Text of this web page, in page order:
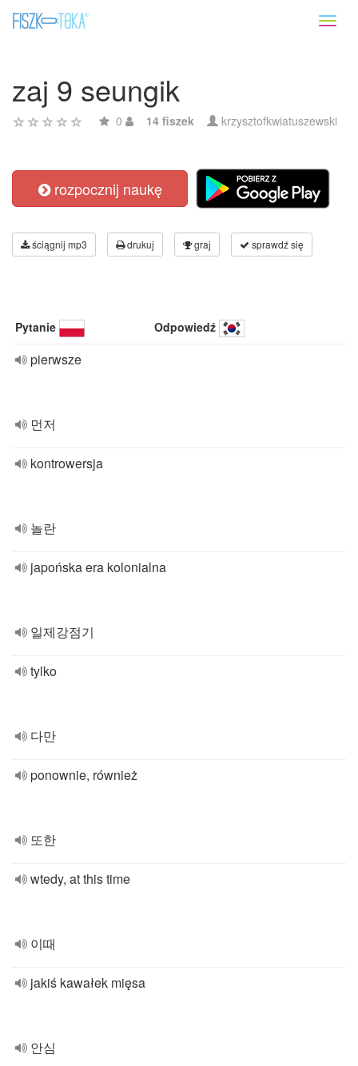
zaj 9 seungik
0 14 fiszek krzysztofkwiatuszewski
rozpocznij naukę
ściągnij mp3 drukuj graj sprawdź się
Pytanie Odpowiedź
pierwsze
먼저
kontrowersja
놀란
japońska era kolonialna
일제강점기
tylko
다만
ponownie, również
또한
wtedy, at this time
이때
jakiś kawałek mięsa
안심